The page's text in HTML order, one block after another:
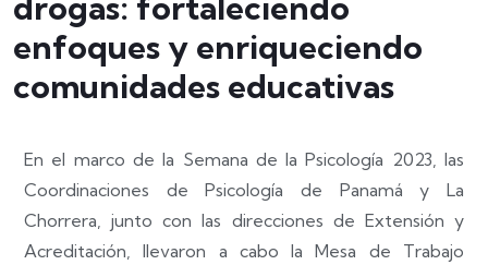
enfoques y enriqueciendo
comunidades educativas
En el marco de la Semana de la Psicología 2023, las
Coordinaciones de Psicología de Panamá y La
Chorrera, junto con las direcciones de Extensión y
Acreditación, llevaron a cabo la Mesa de Trabajo